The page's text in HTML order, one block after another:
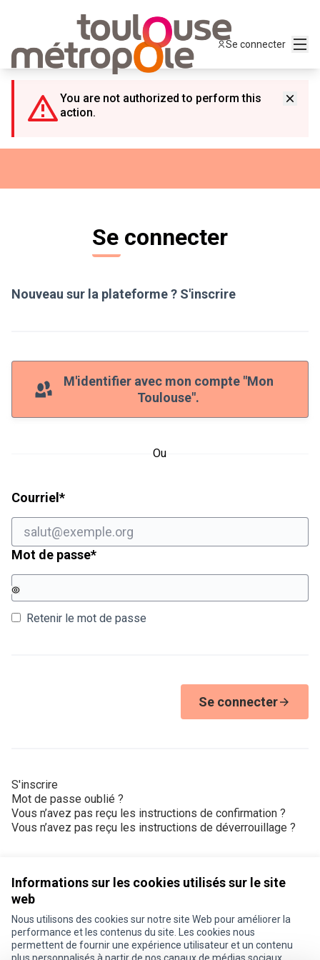
Informations sur les cookies utilisés sur le site
web
Nous utilisons des cookies sur notre site Web pour améliorer la
performance et les contenus du site. Les cookies nous
permettent de fournir une expérience utilisateur et un contenu
Se connecter
You are not authorized to perform this
action.
Se connecter
Nouveau sur la plateforme ? S'inscrire
M'identifier avec mon compte "Mon
Toulouse".
Ou
Courriel *Champ obligatoire
Mot de passe*Champ obligatoire
Retenir le mot de passe
Se connecter
S'inscrire
Mot de passe oublié ?
Vous n’avez pas reçu les instructions de confirmation ?
Vous n’avez pas reçu les instructions de déverrouillage ?
Conditions d'utilisation
Paramètres des cookies
Je participe ! sur X
Je participe ! sur Facebook
Je participe ! sur Instagram